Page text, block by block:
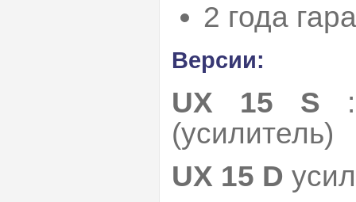
2 года
Версии:
UХ 15 S :
(усилитель)
UХ 15 D